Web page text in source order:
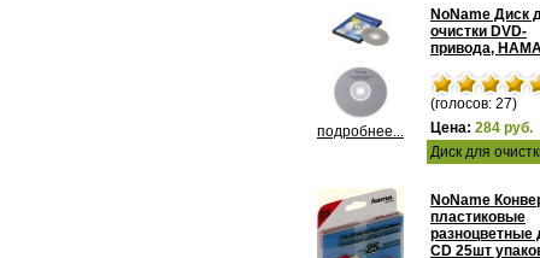
подробнее...
NoName Диск
очистки DVD-
привода,
(голосов: 27)
Цена: 284 руб.
Диск для
NoName
пластиковые
разноцветные
CD 25шт